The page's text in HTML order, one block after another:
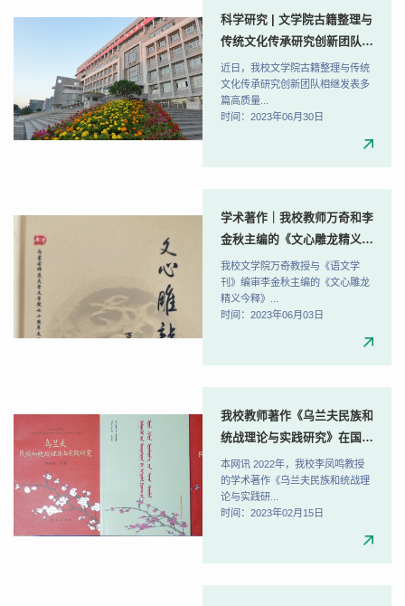
科学研究 | 文学院古籍整理与
传统文化传承研究创新团队相
继发表高质量论文
近日，我校文学院古籍整理与传统
文化传承研究创新团队相继发表多
篇高质量...
时间：2023年06月30日
学术著作｜我校教师万奇和李
金秋主编的《文心雕龙精义今
释》由巴蜀书社出版
我校文学院万奇教授与《语文学
刊》编审李金秋主编的《文心雕龙
精义今释》...
时间：2023年06月03日
我校教师著作《乌兰夫民族和
统战理论与实践研究》在国内
外以四种文字出版五个版本
本网讯 2022年，我校李凤鸣教授
的学术著作《乌兰夫民族和统战理
论与实践研...
时间：2023年02月15日